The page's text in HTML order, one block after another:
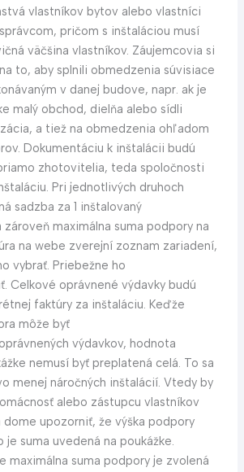
vlastníkov bytov alebo vlastníci
pričom s inštaláciou musí
väčšina vlastníkov. Záujemcovia si
to, aby splnili obmedzenia súvisiace
v danej budove, napr. ak je
malý obchod, dielňa alebo sídli
a tiež na obmedzenia ohľadom
Dokumentáciu k inštalácii budú
zhotovitelia, teda spoločnosti
Pri jednotlivých druhoch
sadzba za 1 inštalovaný
maximálna suma podpory na
na webe zverejní zoznam zariadení,
vybrať. Priebežne ho
Celkové oprávnené výdavky budú
faktúry za inštaláciu. Keďže
môže byť
výdavkov, hodnota
nemusí byť preplatená celá. To sa
menej náročných inštalácií. Vtedy by
alebo zástupcu vlastníkov
upozorniť, že výška podpory
je suma uvedená na poukážke.
maximálna suma podpory je zvolená